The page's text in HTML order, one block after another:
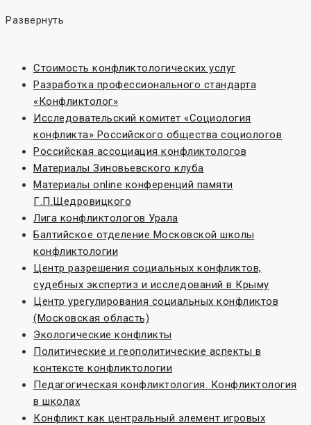
Развернуть
Стоимость конфликтологических услуг
Разработка профессионального стандарта
«Конфликтолог»
Исследовательский комитет «Социoлогия
конфликта» Российского общества социологов
Российская ассоциация конфликтологов
Материалы Зиновьевского клуба
Материалы online конференций памяти
Г.П.Щедровицкого
Лига конфликтологов Урала
Балтийское отделение Московской школы
конфликтологии
Центр разрешения социальных конфликтов,
судебных экспертиз и исследований в Крыму
Центр урегулирования социальных конфликтов
(Московская область)
Экологические конфликты
Политические и геополитические аспекты в
контексте конфликтологии
Педагогическая конфликтология. Конфликтология
в школах
Конфликт как центральный элемент игровых